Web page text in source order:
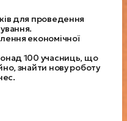
для проведення
економічної
100 учасниць, що
знайти нову роботу